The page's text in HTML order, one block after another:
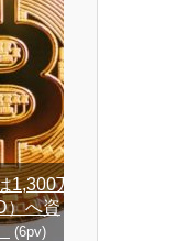
1,300万
）へ資
(6pv)